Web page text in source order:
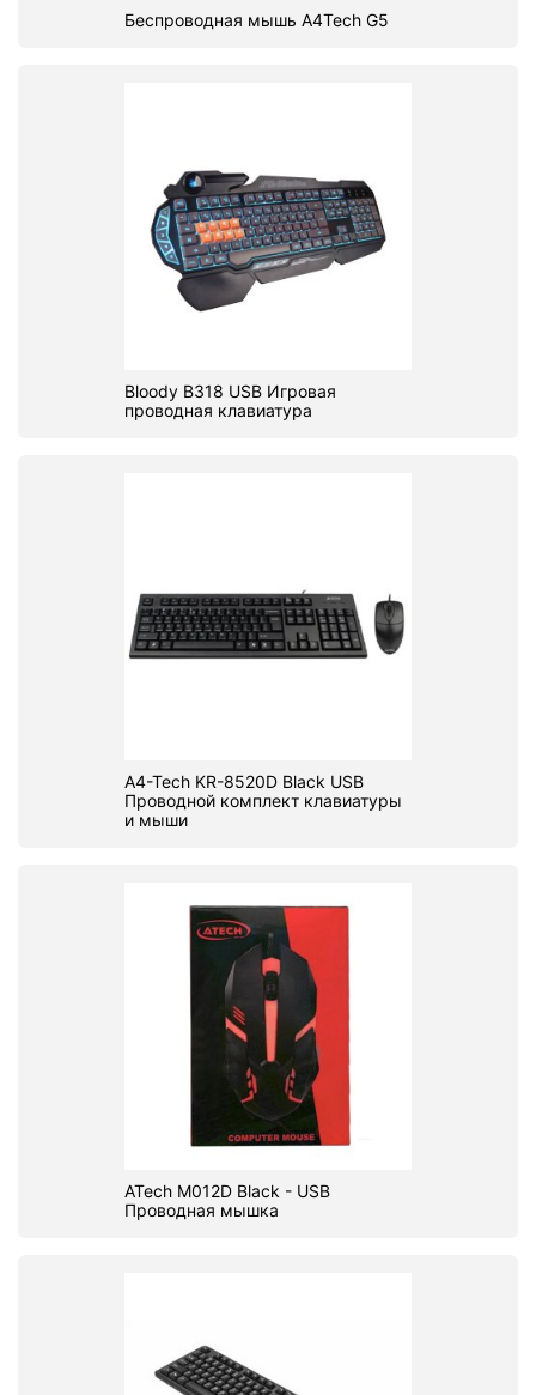
Беспроводная мышь A4Tech G5
Bloody B318 USB Игровая
проводная клавиатура
A4-Tech KR-8520D Black USB
Проводной комплект клавиатуры
и мыши
ATech M012D Black - USB
Проводная мышка